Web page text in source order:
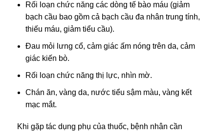
Rối loạn chức năng các dòng tế bào máu (giảm
bạch cầu bao gồm cả bạch cầu đa nhân trung tính,
thiếu máu, giảm tiểu cầu).
Đau mỏi lưng cổ, cảm giác ấm nóng trên da, cảm
giác kiến bò.
Rối loạn chức năng thị lực, nhìn mờ.
Chán ăn, vàng da, nước tiểu sậm màu, vàng kết
mạc mắt.
Khi gặp tác dụng phụ của thuốc, bệnh nhân cần